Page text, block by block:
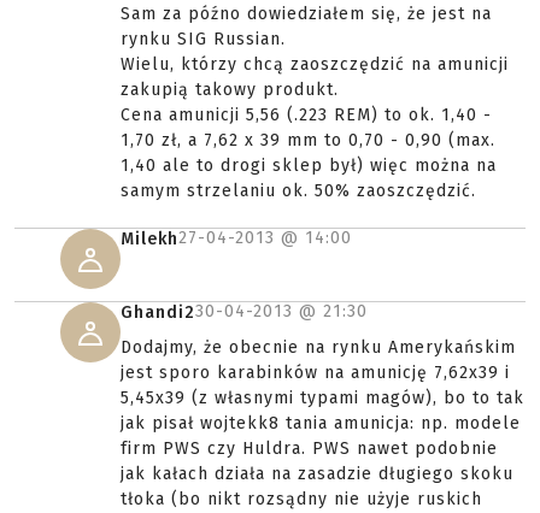
Sam za późno dowiedziałem się, że jest na
rynku SIG Russian.
Wielu, którzy chcą zaoszczędzić na amunicji
zakupią takowy produkt.
Cena amunicji 5,56 (.223 REM) to ok. 1,40 -
1,70 zł, a 7,62 x 39 mm to 0,70 - 0,90 (max.
1,40 ale to drogi sklep był) więc można na
samym strzelaniu ok. 50% zaoszczędzić.
Milekh27-04-2013 @ 14:00
Ghandi230-04-2013 @ 21:30
Dodajmy, że obecnie na rynku Amerykańskim
jest sporo karabinków na amunicję 7,62x39 i
5,45x39 (z własnymi typami magów), bo to tak
jak pisał wojtekk8 tania amunicja: np. modele
firm PWS czy Huldra. PWS nawet podobnie
jak kałach działa na zasadzie długiego skoku
tłoka (bo nikt rozsądny nie użyje ruskich